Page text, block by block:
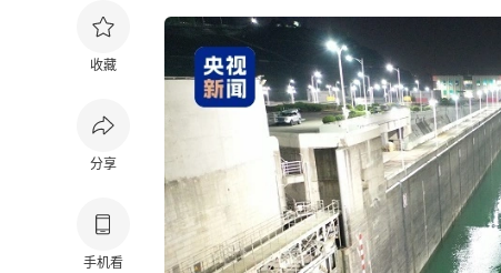
收藏
分享
手机看